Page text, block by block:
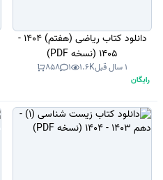
دانلود کتاب ریاضی (هفتم) 1404 -
1405 (نسخه PDF)
1 سال قبل 1.6K
1
858
رایگان